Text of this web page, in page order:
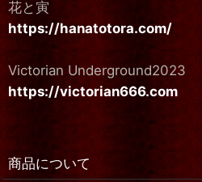
花と寅
https://hanatotora.com/
Victorian Underground2023
https://victorian666.com
商品について